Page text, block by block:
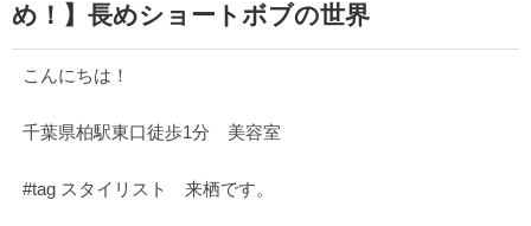
め！】長めショートボブの世界
こんにちは！
千葉県柏駅東口徒歩1分 美容室
#tag スタイリスト 来栖です。